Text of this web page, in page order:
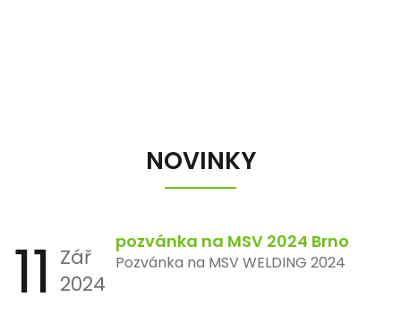
NOVINKY
11 Zář
2024
pozvánka na MSV 2024 Brno
Pozvánka na MSV WELDING 2024